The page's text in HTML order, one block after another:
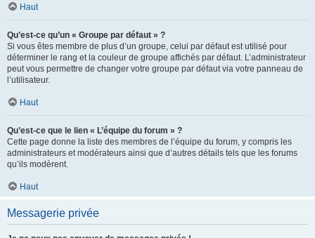
Haut
Qu’est-ce qu’un « Groupe par défaut » ?
Si vous êtes membre de plus d’un groupe, celui par défaut est utilisé pour
déterminer le rang et la couleur de groupe affichés par défaut. L’administrateur
peut vous permettre de changer votre groupe par défaut via votre panneau de
l’utilisateur.
Haut
Qu’est-ce que le lien « L’équipe du forum » ?
Cette page donne la liste des membres de l’équipe du forum, y compris les
administrateurs et modérateurs ainsi que d’autres détails tels que les forums
qu’ils modèrent.
Haut
Messagerie privée